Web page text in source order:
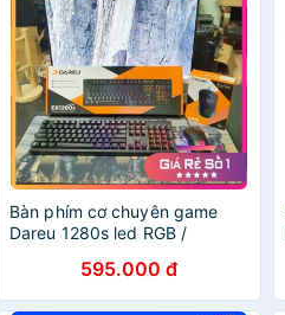
Bàn phím cơ chuyên game
Dareu 1280s led RGB /
phẩm chính hãng Dareu- Máy
Tính Báo Hồng
595.000 đ